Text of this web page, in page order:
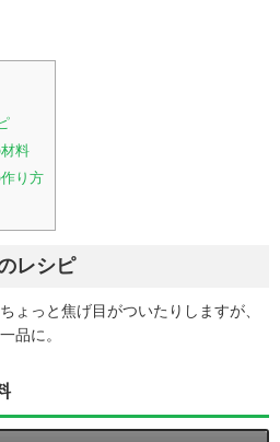
料
り方
レシピ
ょっと焦げ目がついたりしますが、
品に。